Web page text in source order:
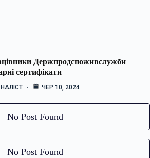
Держпродспоживслужби
сертифікати
ЧЕР 10, 2024
No Post Found
No Post Found